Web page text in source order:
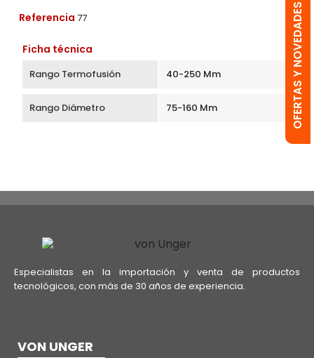
Referencia 77
Ficha técnica
Rango Termofusión 40-250 Mm
Rango Diámetro 75-160 Mm
Especialistas en la importación y venta de productos
tecnológicos, con más de 30 años de experiencia.
OFERTAS Y NOVEDADES
VON UNGER